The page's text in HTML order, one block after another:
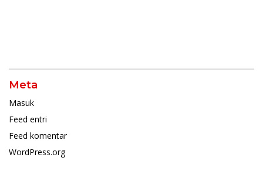
Meta
Masuk
Feed entri
Feed komentar
WordPress.org